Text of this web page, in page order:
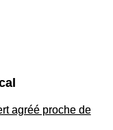
agréé proche de